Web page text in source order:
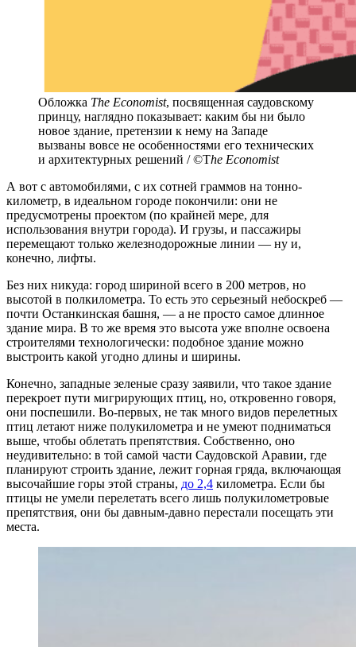
Обложка The Economist, посвященная саудовскому
принцу, наглядно показывает: каким бы ни было
новое здание, претензии к нему на Западе
вызваны вовсе не особенностями его технических
и архитектурных решений / ©The Economist
А вот с автомобилями, с их сотней граммов на тонно-
километр, в идеальном городе покончили: они не
предусмотрены проектом (по крайней мере, для
использования внутри города). И грузы, и пассажиры
перемещают только железнодорожные линии — ну и,
конечно, лифты.
Без них никуда: город шириной всего в 200 метров, но
высотой в полкилометра. То есть это серьезный небоскреб —
почти Останкинская башня, — а не просто самое длинное
здание мира. В то же время это высота уже вполне освоена
строителями технологически: подобное здание можно
выстроить какой угодно длины и ширины.
Конечно, западные зеленые сразу заявили, что такое здание
перекроет пути мигрирующих птиц, но, откровенно говоря,
они поспешили. Во-первых, не так много видов перелетных
птиц летают ниже полукилометра и не умеют подниматься
выше, чтобы облетать препятствия. Собственно, оно
неудивительно: в той самой части Саудовской Аравии, где
планируют строить здание, лежит горная гряда, включающая
высочайшие горы этой страны, до 2,4 километра. Если бы
птицы не умели перелетать всего лишь полукилометровые
препятствия, они бы давным-давно перестали посещать эти
места.